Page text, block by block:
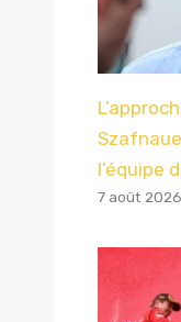
l’équipe
7 août 2026